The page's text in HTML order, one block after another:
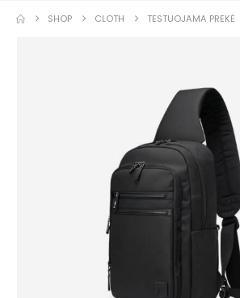
SHOP CLOTH TESTUOJAMA PREKĖ